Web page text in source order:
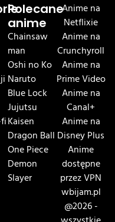
Polecane
anime
Chainsaw
man
Oshi no Ko
Naruto
Blue Lock
Jujutsu
Kaisen
Dragon Ball
One Piece
Demon
Slayer
Anime na
Netflixie
Anime na
Crunchyroll
Anime na
Prime Video
Anime na
Canal+
Anime na
Disney Plus
Anime
dostępne
przez VPN
wbijam.pl
@2026 -